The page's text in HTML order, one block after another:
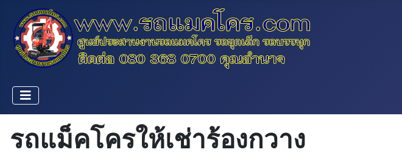
รถแม็คโครให้เช่าร้องกวาง